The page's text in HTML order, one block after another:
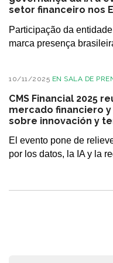
setor financeiro nos
Participação da
marca presença
10/11/2025 EN SALA DE
CMS Financial 2025
mercado financiero
sobre innovación y
El evento pone de
por los datos, la IA y la